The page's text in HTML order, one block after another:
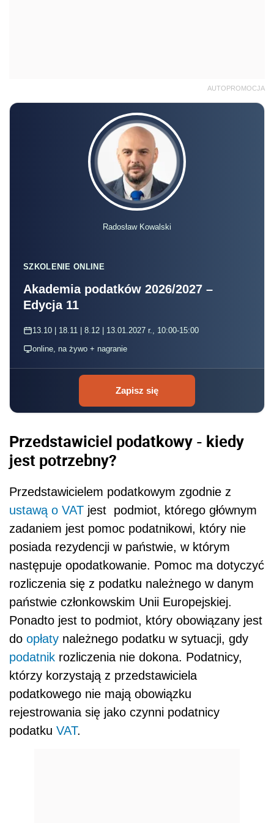
AUTOPROMOCJA
Radosław Kowalski
SZKOLENIE ONLINE
Akademia podatków 2026/2027 –
Edycja 11
13.10 | 18.11 | 8.12 | 13.01.2027 r., 10:00-15:00
online, na żywo + nagranie
Zapisz się
Przedstawiciel podatkowy - kiedy
jest potrzebny?
Przedstawicielem podatkowym zgodnie z
ustawą o VAT jest podmiot, którego głównym
zadaniem jest pomoc podatnikowi, który nie
posiada rezydencji w państwie, w którym
następuje opodatkowanie. Pomoc ma dotyczyć
rozliczenia się z podatku należnego w danym
państwie członkowskim Unii Europejskiej.
Ponadto jest to podmiot, który obowiązany jest
do opłaty należnego podatku w sytuacji, gdy
podatnik rozliczenia nie dokona. Podatnicy,
którzy korzystają z przedstawiciela
podatkowego nie mają obowiązku
rejestrowania się jako czynni podatnicy
podatku VAT.